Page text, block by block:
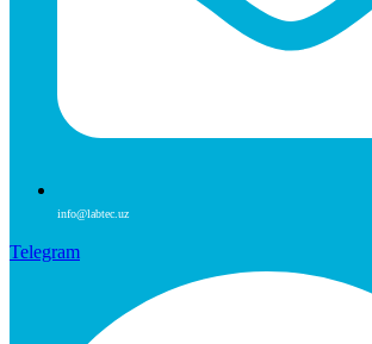
info@labtec.uz
Telegram